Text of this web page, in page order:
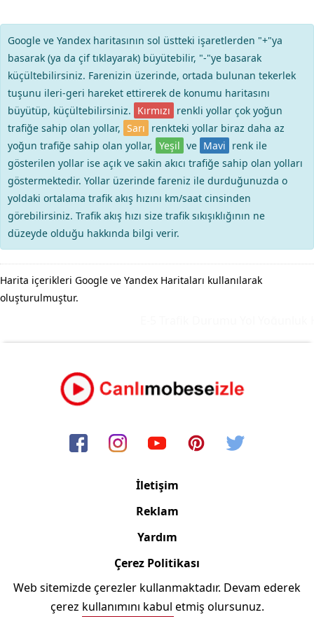
Google ve Yandex haritasının sol üstteki işaretlerden "+"ya
basarak (ya da çif tıklayarak) büyütebilir, "-"ye basarak
küçültebilirsiniz. Farenizin üzerinde, ortada bulunan tekerlek
tuşunu ileri-geri hareket ettirerek de konumu haritasını
büyütüp, küçültebilirsiniz. Kırmızı renkli yollar çok yoğun
trafiğe sahip olan yollar, Sarı renkteki yollar biraz daha az
yoğun trafiğe sahip olan yollar, Yeşil ve Mavi renk ile
gösterilen yollar ise açık ve sakin akıcı trafiğe sahip olan yolları
göstermektedir. Yollar üzerinde fareniz ile durduğunuzda o
yoldaki ortalama trafik akış hızını km/saat cinsinden
görebilirsiniz. Trafik akış hızı size trafik sıkışıklığının ne
düzeyde olduğu hakkında bilgi verir.
Harita içerikleri Google ve Yandex Haritaları kullanılarak
oluşturulmuştur.
İletişim
Reklam
Yardım
Çerez Politikası
Copyright © 2006/2024 Canlimobeseizle.com
Web sitemizde çerezler kullanmaktadır. Devam ederek
çerez kullanımını kabul etmiş olursunuz.